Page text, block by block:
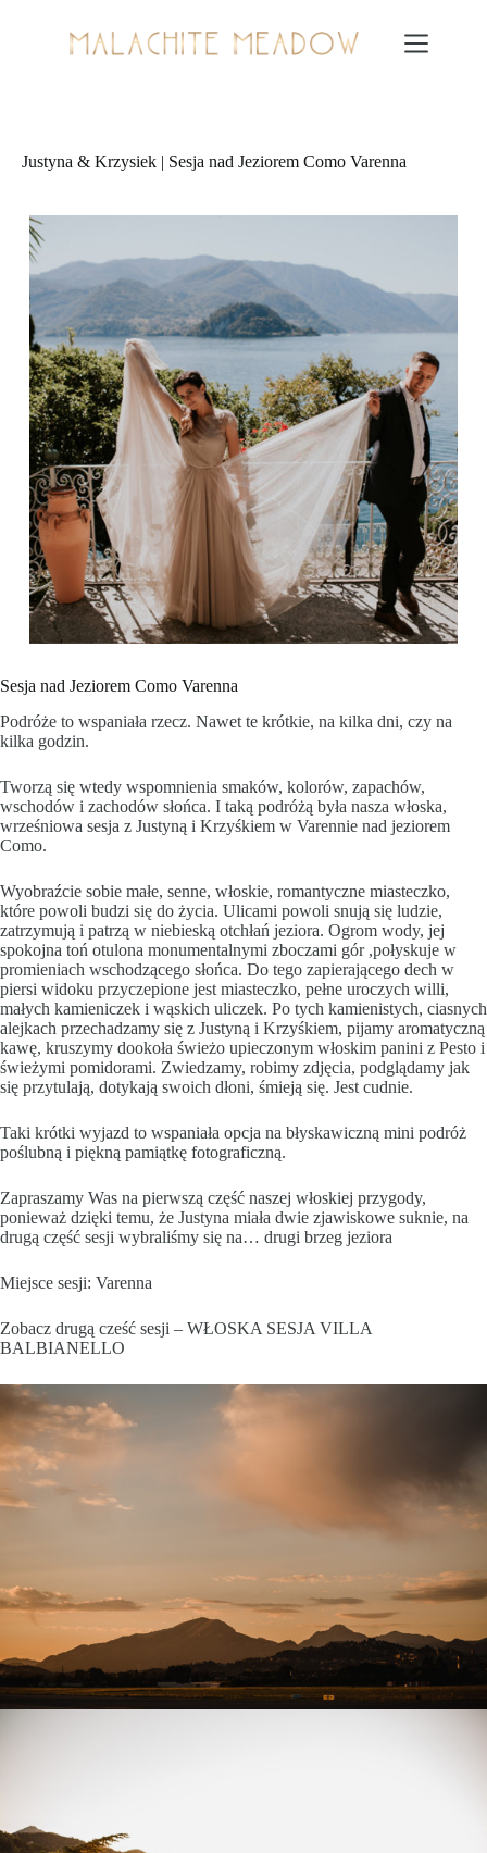
Justyna & Krzysiek | Sesja nad Jeziorem Como Varenna
Sesja nad Jeziorem Como Varenna
Podróże to wspaniała rzecz. Nawet te krótkie, na kilka dni, czy na
kilka godzin.
Tworzą się wtedy wspomnienia smaków, kolorów, zapachów,
wschodów i zachodów słońca. I taką podróżą była nasza włoska,
wrześniowa sesja z Justyną i Krzyśkiem w Varennie nad jeziorem
Como.
Wyobraźcie sobie małe, senne, włoskie, romantyczne miasteczko,
które powoli budzi się do życia. Ulicami powoli snują się ludzie,
zatrzymują i patrzą w niebieską otchłań jeziora. Ogrom wody, jej
spokojna toń otulona monumentalnymi zboczami gór ,połyskuje w
promieniach wschodzącego słońca. Do tego zapierającego dech w
piersi widoku przyczepione jest miasteczko, pełne uroczych willi,
małych kamieniczek i wąskich uliczek. Po tych kamienistych, ciasnych
alejkach przechadzamy się z Justyną i Krzyśkiem, pijamy aromatyczną
kawę, kruszymy dookoła świeżo upieczonym włoskim panini z Pesto i
świeżymi pomidorami. Zwiedzamy, robimy zdjęcia, podglądamy jak
się przytulają, dotykają swoich dłoni, śmieją się. Jest cudnie.
Taki krótki wyjazd to wspaniała opcja na błyskawiczną mini podróż
poślubną i piękną pamiątkę fotograficzną.
Zapraszamy Was na pierwszą część naszej włoskiej przygody,
ponieważ dzięki temu, że Justyna miała dwie zjawiskowe suknie, na
drugą część sesji wybraliśmy się na… drugi brzeg jeziora
Miejsce sesji: Varenna
Zobacz drugą cześć sesji – WŁOSKA SESJA VILLA
BALBIANELLO